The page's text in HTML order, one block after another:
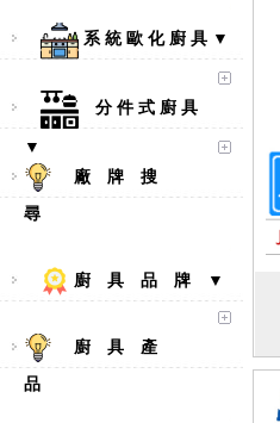
系 統 歐 化 廚 具 ▼
分 件 式 廚 具
▼
廠 牌 搜
尋
廚 具 品 牌 ▼
廚 具 產
品